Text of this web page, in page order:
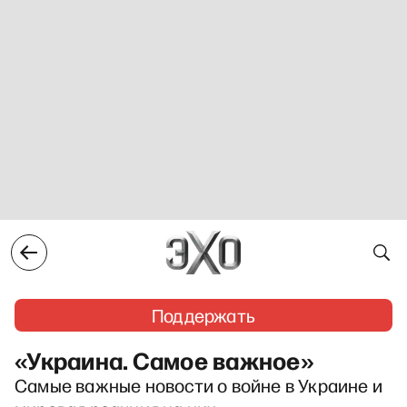
Поддержать
«Украина. Самое важное»
Самые важные новости о войне в Украине и